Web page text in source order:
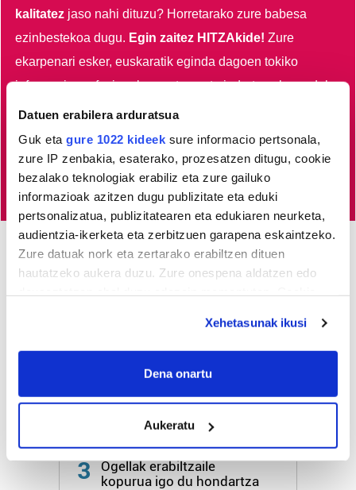
Datuen erabilera arduratsua
Guk eta gure 1022 kideek sure informacio pertsonala,
zure IP zenbakia, esaterako, prozesatzen ditugu, cookie
bezalako teknologiak erabiliz eta zure gailuko
informazioak azitzen dugu publizitate eta eduki
pertsonalizatua, publizitatearen eta edukiaren neurketa,
audientzia-ikerketa eta zerbitzuen garapena eskaintzeko.
Zure datuak nork eta zertarako erabiltzen dituen
hautatzeko aukera duzu. Zure onespena aldatzen edo
If you allow, we would also like to:
Collect information about your geographical
Identify your device by actively scanning it for
specific characteristics (fingerprinting)
Find out more about how your personal data is processed
Xehetasunak ikusi
Dena onartu
Aukeratu
kalitatez jaso nahi dituzu? Horretarako zure babesa
ezinbestekoa dugu. Egin zaitez HITZAkide!Zure
ekarpenari esker, euskaratik eginda dagoen tokiko
informazio profesionala garatzen eta indartzen lagunduko
duzu.
Egin HITZAkide
Azken 3 egunetako irakurrienak
gozatu ahalko dute
2
Nekazal Azokan izena
emateko epea
3
Ogellak erabiltzaile
kopurua igo du hondartza